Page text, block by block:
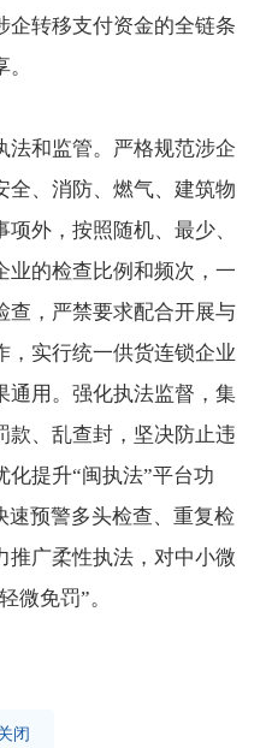
企转移支付资金的全链条
和监管。严格规范涉企
全、消防、燃气、建筑物
外，按照随机、最少、
业的检查比例和频次，一
查，严禁要求配合开展与
，实行统一供货连锁企业
通用。强化执法监督，集
款、乱查封，坚决防止违
提升“闽执法”平台功
速预警多头检查、重复检
推广柔性执法，对中小微
微免罚”。
闭